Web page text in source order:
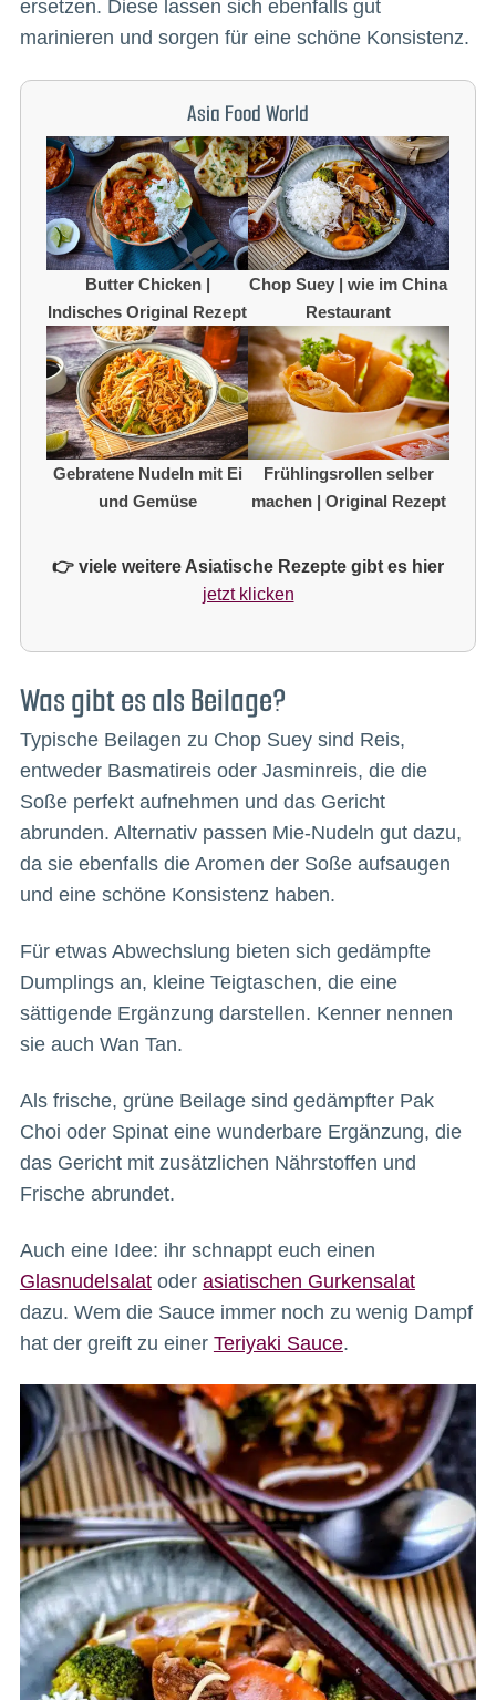
ersetzen. Diese lassen sich ebenfalls gut
marinieren und sorgen für eine schöne Konsistenz.
Asia Food World
Butter Chicken |
Indisches Original Rezept
Chop Suey | wie im China
Restaurant
Gebratene Nudeln mit Ei
und Gemüse
Frühlingsrollen selber
machen | Original Rezept
👉 viele weitere Asiatische Rezepte gibt es hier
jetzt klicken
Was gibt es als Beilage?
Typische Beilagen zu Chop Suey sind Reis,
entweder Basmatireis oder Jasminreis, die die
Soße perfekt aufnehmen und das Gericht
abrunden. Alternativ passen Mie-Nudeln gut dazu,
da sie ebenfalls die Aromen der Soße aufsaugen
und eine schöne Konsistenz haben.
Für etwas Abwechslung bieten sich gedämpfte
Dumplings an, kleine Teigtaschen, die eine
sättigende Ergänzung darstellen. Kenner nennen
sie auch Wan Tan.
Als frische, grüne Beilage sind gedämpfter Pak
Choi oder Spinat eine wunderbare Ergänzung, die
das Gericht mit zusätzlichen Nährstoffen und
Frische abrundet.
Auch eine Idee: ihr schnappt euch einen
Glasnudelsalatoder asiatischen Gurkensalat
dazu. Wem die Sauce immer noch zu wenig Dampf
hat der greift zu einer Teriyaki Sauce.